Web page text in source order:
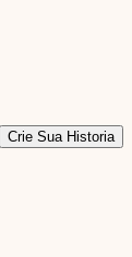
Crie Sua Historia